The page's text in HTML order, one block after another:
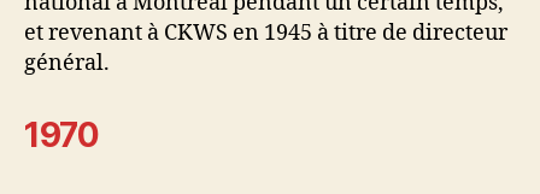
et revenant à CKWS en 1945 à titre de directeur
général.
1970